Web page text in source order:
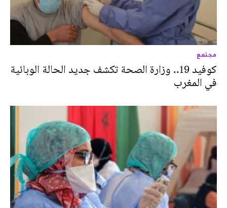
مجتمع
كوفيد 19.. وزارة الصحة تكشف جديد الحالة الوبائية
في المغرب